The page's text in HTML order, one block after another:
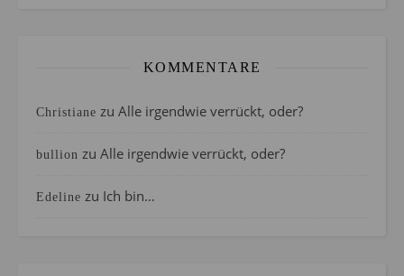
KOMMENTARE
Christiane zu Alle irgendwie verrückt, oder?
bullion zu Alle irgendwie verrückt, oder?
Edeline zu Ich bin…